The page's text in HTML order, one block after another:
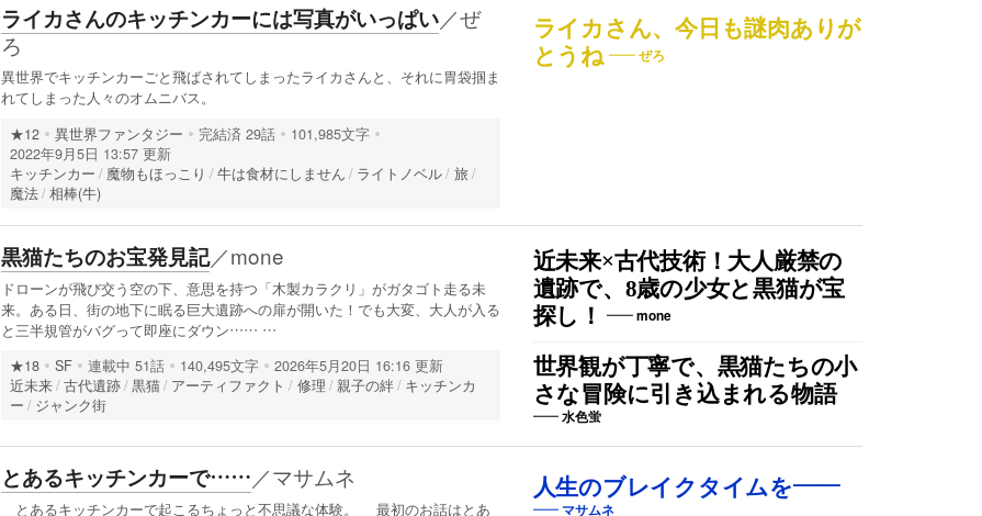
ライカさん、今日も謎肉ありが
とうね
ぜろ
ライカさんのキッチンカーには写真がいっぱい／ぜ
ろ
異世界でキッチンカーごと飛ばされてしまったライカさんと、それに胃袋掴ま
れてしまった人々のオムニバス。
★12 異世界ファンタジー 完結済 29話
101,985文字
2022年9月5日 13:57 更新
キッチンカー
魔物もほっこり 牛は食材にしません ライトノベル
旅
魔法 相棒(牛)
近未来×古代技術！大人厳禁の
遺跡で、8歳の少女と黒猫が宝
探し！
mone
世界観が丁寧で、黒猫たちの小
さな冒険に引き込まれる物語
水色蛍
黒猫たちのお宝発見記／mone
ドローンが飛び交う空の下、意思を持つ「木製カラクリ」がガタゴト走る未
来。ある日、街の地下に眠る巨大遺跡への扉が開いた！でも大変、大人が入る
と三半規管がバグって即座にダウン…… …
★18 SF 連載中 51話 140,495文字
2026年5月20日 16:16 更新
近未来 古代遺跡 黒猫 アーティファクト 修理 親子の絆
キッチンカ
ー
ジャンク街
人生のブレイクタイムを――
マサムネ
とあるキッチンカーで……／マサムネ
とあるキッチンカーで起こるちょっと不思議な体験。 最初のお話はとあ